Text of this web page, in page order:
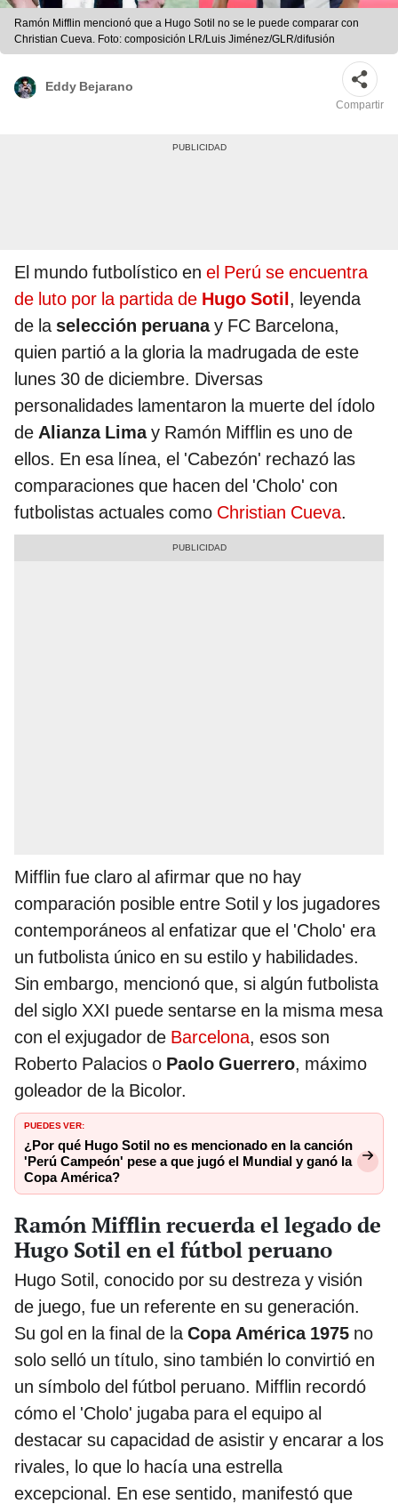
Ramón Mifflin mencionó que a Hugo Sotil no se le puede comparar con
Christian Cueva. Foto: composición LR/Luis Jiménez/GLR/difusión
Eddy Bejarano
Compartir
El mundo futbolístico en el Perú se encuentra
de luto por la partida de Hugo Sotil, leyenda
de la selección peruanay FC Barcelona,
quien partió a la gloria la madrugada de este
lunes 30 de diciembre. Diversas
personalidades lamentaron la muerte del ídolo
de Alianza Limay Ramón Mifflin es uno de
ellos. En esa línea, el 'Cabezón' rechazó las
comparaciones que hacen del 'Cholo' con
futbolistas actuales como Christian Cueva.
Mifflin fue claro al afirmar que no hay
comparación posible entre Sotil y los jugadores
contemporáneos al enfatizar que el 'Cholo' era
un futbolista único en su estilo y habilidades.
Sin embargo, mencionó que, si algún futbolista
del siglo XXI puede sentarse en la misma mesa
con el exjugador de Barcelona, esos son
Roberto Palacios o Paolo Guerrero, máximo
goleador de la Bicolor.
PUEDES VER:
¿Por qué Hugo Sotil no es mencionado en la canción
'Perú Campeón' pese a que jugó el Mundial y ganó la
Copa América?
Ramón Mifflin recuerda el legado de
Hugo Sotil en el fútbol peruano
Hugo Sotil, conocido por su destreza y visión
de juego, fue un referente en su generación.
Su gol en la final de laCopa América 1975 no
solo selló un título, sino también lo convirtió en
un símbolo del fútbol peruano. Mifflin recordó
cómo el 'Cholo' jugaba para el equipo al
destacar su capacidad de asistir y encarar a los
rivales, lo que lo hacía una estrella
excepcional. En ese sentido, manifestó que